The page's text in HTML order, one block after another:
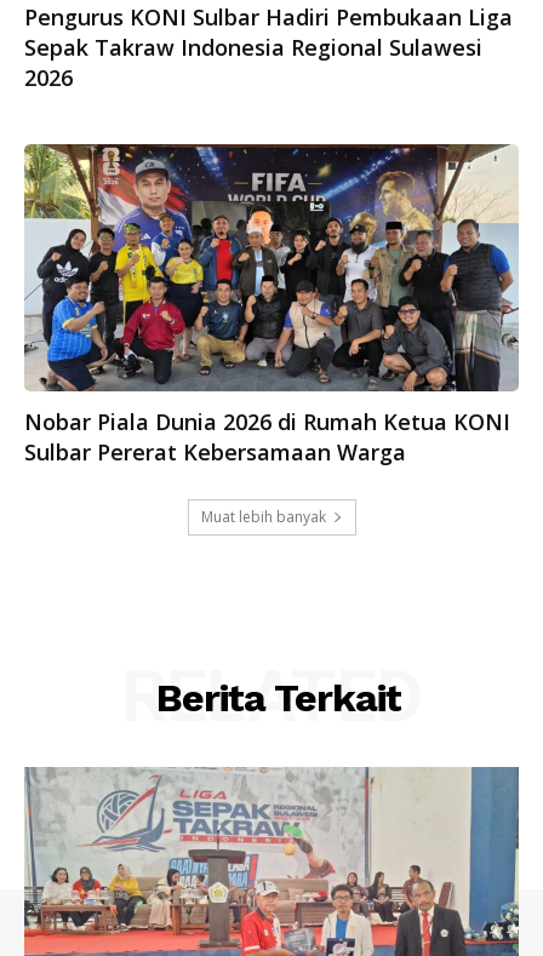
Pengurus KONI Sulbar Hadiri Pembukaan Liga
Sepak Takraw Indonesia Regional Sulawesi
2026
Nobar Piala Dunia 2026 di Rumah Ketua KONI
Sulbar Pererat Kebersamaan Warga
Muat lebih banyak
Berita Terkait
RELATED